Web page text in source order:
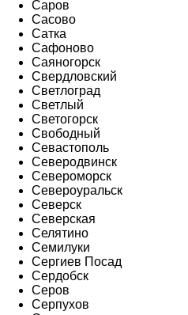
Саров
Сасово
Сатка
Сафоново
Саяногорск
Свердловский
Светлоград
Светлый
Светогорск
Свободный
Севастополь
Северодвинск
Североморск
Североуральск
Северск
Северская
Селятино
Семилуки
Сергиев Посад
Сердобск
Серов
Серпухов